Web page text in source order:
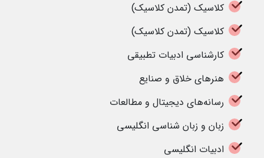
کلاسیک (تمدن کلاسیک)
کلاسیک (تمدن کلاسیک)
کارشناسی ادبیات تطبیقی
هنرهای خلاق و صنایع
رسانه‌های دیجیتال و مطالعات
زبان و زبان شناسی انگلیسی
ادبیات انگلیسی